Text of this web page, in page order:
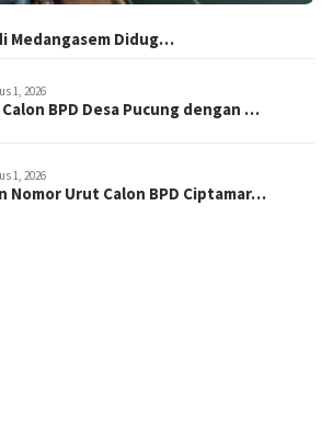
Medangasem Didug…
1, 2026
Calon BPD Desa Pucung dengan …
1, 2026
Nomor Urut Calon BPD Ciptamar…